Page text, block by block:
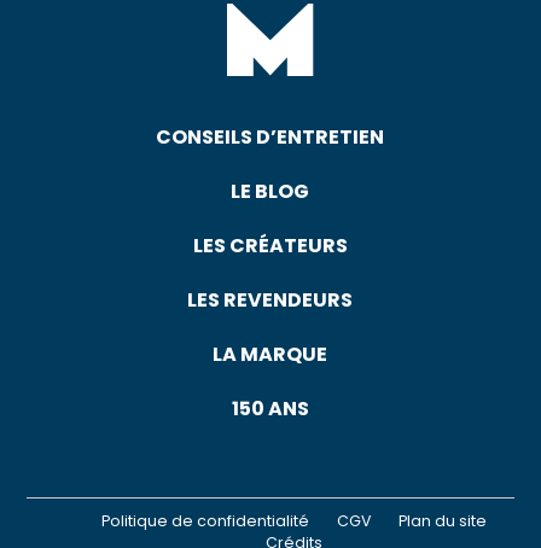
CONSEILS D’ENTRETIEN
LE BLOG
LES CRÉATEURS
LES REVENDEURS
LA MARQUE
150 ANS
Politique de confidentialité CGV
Plan du site
Crédits